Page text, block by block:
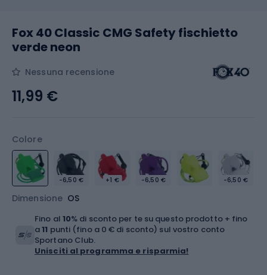
Fox 40 Classic CMG Safety fischietto
verde neon
Nessuna recensione
Colore
-6,50 € +1 € -6,50 € -6,50 €
Dimensione OS
11,99 €
Fino al 10% di sconto per te su questo prodotto + fino
a11 punti (fino a 0 € di sconto) sul vostro conto
Sportano Club.
Unisciti al programma e risparmia!